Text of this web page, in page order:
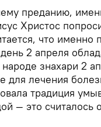
преданию,
Христос
что именно
2 апреля
знахари 2
для лечения
традиция
— это считалось